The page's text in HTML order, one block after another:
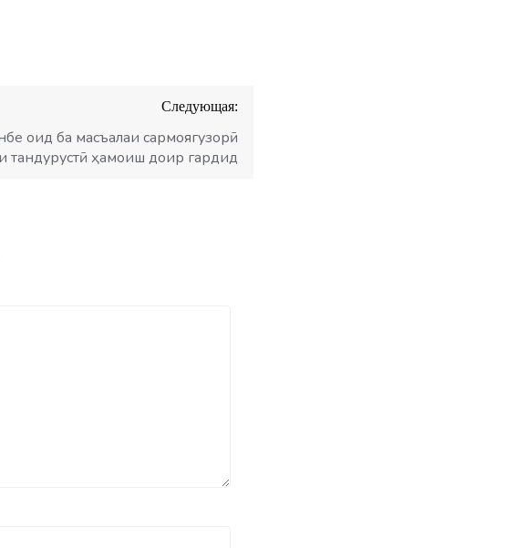
Следующая:
оид ба масъалаи сармоягузорӣ
тандурустӣ ҳамоиш доир гардид